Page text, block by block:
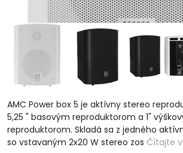
AMC Power box 5 je aktívny stereo
5,25 " basovým reproduktorom a 1"
reproduktorom. Skladá sa z jedného
so vstavaným 2x20 W stereo zos Čítajte